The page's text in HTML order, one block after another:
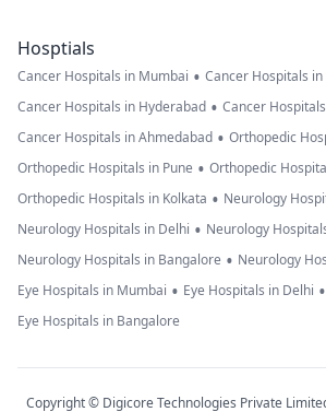
Hosptials
Cancer Hospitals in Mumbai • Cancer Hospitals in
Cancer Hospitals in Hyderabad • Cancer
Cancer Hospitals in Ahmedabad • Orthopedic
Orthopedic Hospitals in Pune • Orthopedic
Orthopedic Hospitals in Kolkata • Neurology
Neurology Hospitals in Delhi • Neurology
Neurology Hospitals in Bangalore • Neurology
Eye Hospitals in Mumbai • Eye Hospitals in Delhi •
Eye Hospitals in Bangalore
Copyright © Digicore Technologies Private